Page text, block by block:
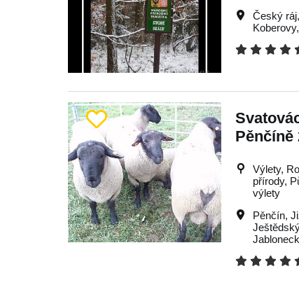
Český ráj,
Koberovy
Pěnčíně
Výlety,
přírody,
výlety
Pěnčín,